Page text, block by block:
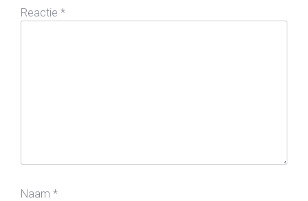
Reactie *
Naam *